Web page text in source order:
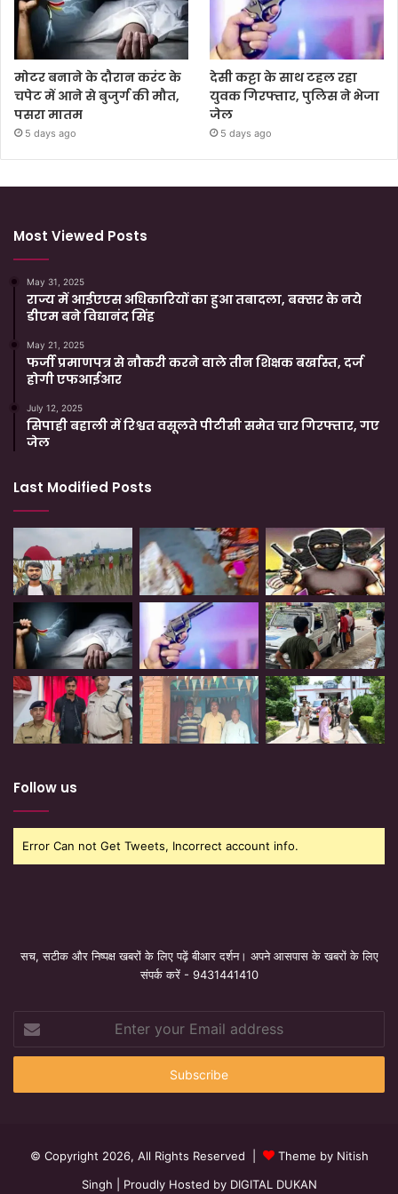
मोटर बनाने के दौरान करंट के
चपेट में आने से बुजुर्ग की मौत,
पसरा मातम
5 days ago
देसी कट्टा के साथ टहल रहा
युवक गिरफ्तार, पुलिस ने भेजा
जेल
5 days ago
Most Viewed Posts
May 31, 2025
राज्य में आईएएस अधिकारियों का हुआ तबादला, बक्सर के नये
डीएम बने विद्यानंद सिंह
May 21, 2025
फर्जी प्रमाणपत्र से नौकरी करने वाले तीन शिक्षक बर्खास्त, दर्ज
होगी एफआईआर
July 12, 2025
सिपाही बहाली में रिश्वत वसूलते पीटीसी समेत चार गिरफ्तार, गए
जेल
Last Modified Posts
Follow us
Error Can not Get Tweets, Incorrect account info.
सच, सटीक और निष्पक्ष खबरों के लिए पढ़ें बीआर दर्शन। अपने आसपास के खबरों के लिए
संपर्क करें - 9431441410
your
Email
© Copyright 2026, All Rights Reserved |
Theme by Nitish
Singh | Proudly Hosted by DIGITAL DUKAN